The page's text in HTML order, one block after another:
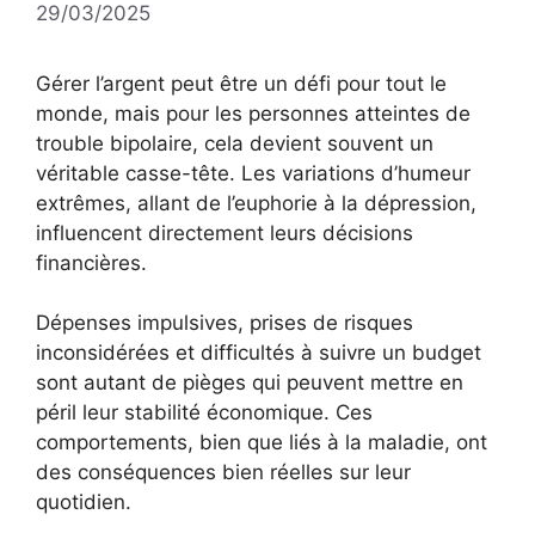
29/03/2025
Gérer l’argent peut être un défi pour tout le
monde, mais pour les personnes atteintes de
trouble bipolaire, cela devient souvent un
véritable casse-tête. Les variations d’humeur
extrêmes, allant de l’euphorie à la dépression,
influencent directement leurs décisions
financières.
Dépenses impulsives, prises de risques
inconsidérées et difficultés à suivre un budget
sont autant de pièges qui peuvent mettre en
péril leur stabilité économique. Ces
comportements, bien que liés à la maladie, ont
des conséquences bien réelles sur leur
quotidien.